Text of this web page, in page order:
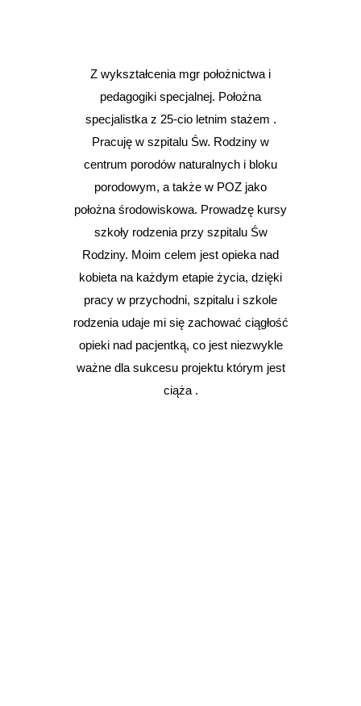
Z wykształcenia mgr położnictwa i
pedagogiki specjalnej. Położna
specjalistka z 25-cio letnim stażem .
Pracuję w szpitalu Św. Rodziny w
centrum porodów naturalnych i bloku
porodowym, a także w POZ jako
położna środowiskowa. Prowadzę kursy
szkoły rodzenia przy szpitalu Św
Rodziny. Moim celem jest opieka nad
kobieta na każdym etapie życia, dzięki
pracy w przychodni, szpitalu i szkole
rodzenia udaje mi się zachować ciągłość
opieki nad pacjentką, co jest niezwykle
ważne dla sukcesu projektu którym jest
ciąża .